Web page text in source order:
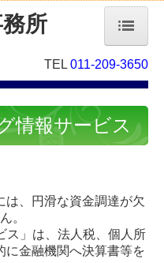
所
TEL 011-209-3650
情報サービス
は、円滑な資金調達が欠
。
」は、 法人税、個人所
に金融機関へ決算書等を